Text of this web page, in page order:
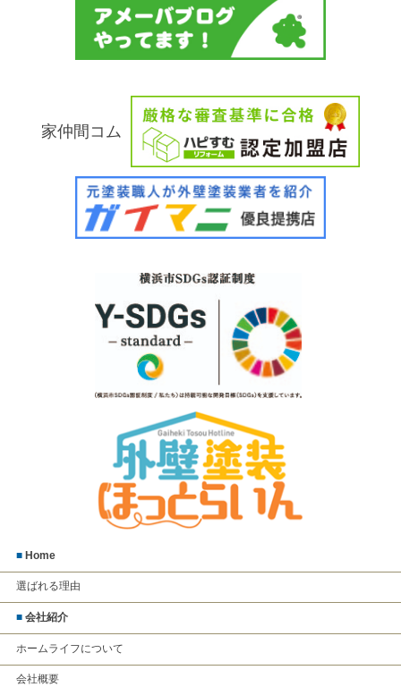
家仲間コム
■ Home
選ばれる理由
■ 会社紹介
ホームライフについて
会社概要